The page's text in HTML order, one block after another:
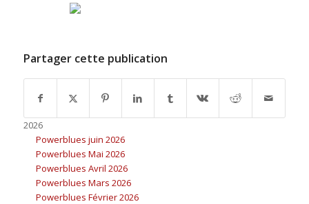
Partager cette publication
2026
Powerblues juin 2026
Powerblues Mai 2026
Powerblues Avril 2026
Powerblues Mars 2026
Powerblues Février 2026